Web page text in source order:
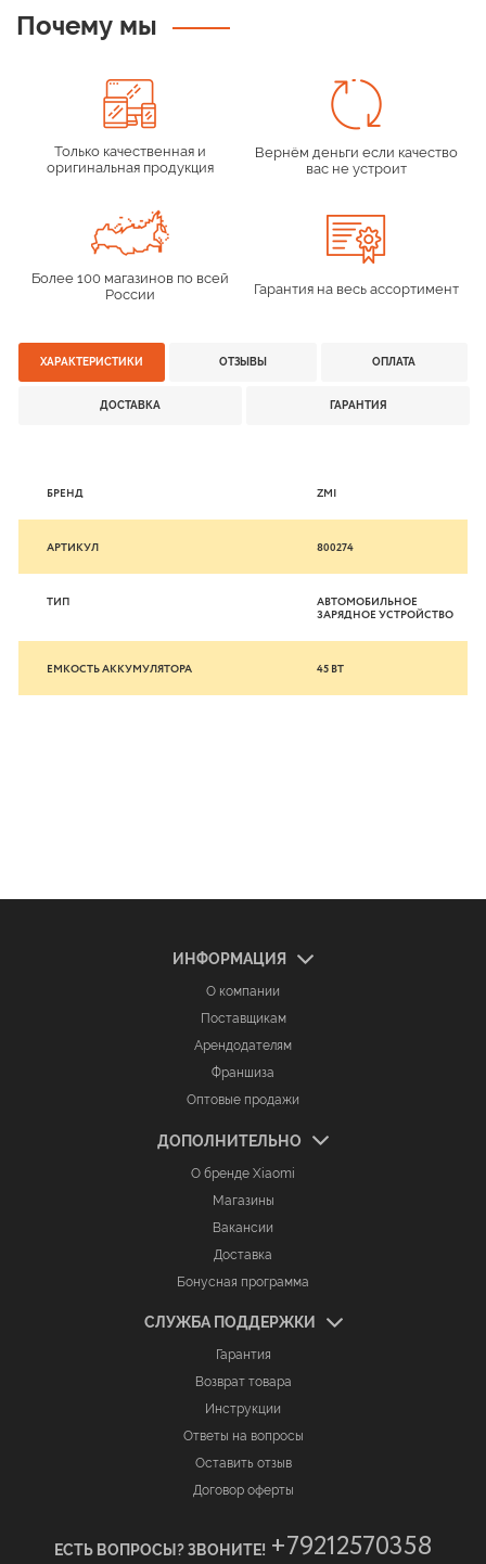
Почему мы
Только качественная и
оригинальная продукция
Вернём деньги если качество
вас не устроит
Более 100 магазинов по всей
России
Гарантия на весь ассортимент
ХАРАКТЕРИСТИКИ ОТЗЫВЫ ОПЛАТА
ДОСТАВКА ГАРАНТИЯ
БРЕНД ZMI
АРТИКУЛ 800274
ТИП
АВТОМОБИЛЬНОЕ
ЗАРЯДНОЕ УСТРОЙСТВО
ЕМКОСТЬ АККУМУЛЯТОРА 45 ВТ
ИНФОРМАЦИЯ
О компании
Поставщикам
Арендодателям
Франшиза
Оптовые продажи
ДОПОЛНИТЕЛЬНО
О бренде Xiaomi
Магазины
Вакансии
Доставка
Бонусная программа
СЛУЖБА ПОДДЕРЖКИ
Гарантия
Возврат товара
Инструкции
Ответы на вопросы
Оставить отзыв
Договор оферты
ЕСТЬ ВОПРОСЫ? ЗВОНИТЕ! +79212570358